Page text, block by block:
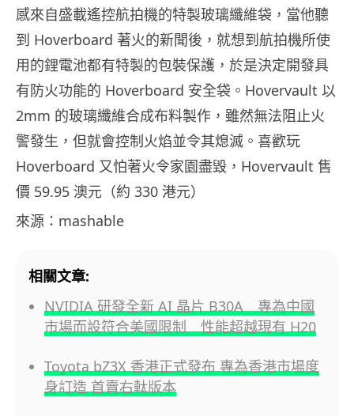
感來自盛載遙控航拍機的特製玻璃纖維袋，當他聽
到 Hoverboard 著火的新聞後，就想到航拍機所使
用的鋰電池都有特製的包裝保護，於是決定開發具
有防火功能的 Hoverboard 安全袋。Hovervault 以
2mm 的玻璃纖維合成布料製作，雖然無法阻止火
警發生，但就會控制火焰並令其熄滅。喜歡玩
Hoverboard 又怕著火令家園盡毀，Hovervault 售
價 59.95 澳元（約 330 港元）
來源：mashable
相關文章:
NVIDIA 研發全新 AI 晶片 B30A 專為中國
市場而設符合美國限制 性能超越現有 H20
Toyota bZ3X 香港正式發布 專為香港市場度
身訂造 首賣右軚版本